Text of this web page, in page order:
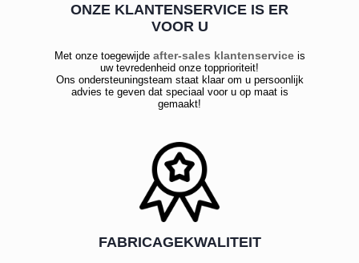
ONZE KLANTENSERVICE IS ER
VOOR U
Met onze toegewijde after-sales klantenserviceis
uw tevredenheid onze topprioriteit!
Ons ondersteuningsteam staat klaar om u persoonlijk
advies te geven dat speciaal voor u op maat is
gemaakt!
FABRICAGEKWALITEIT